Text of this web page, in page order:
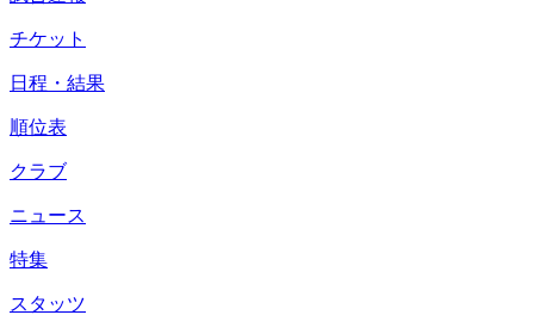
チケット
日程・結果
順位表
クラブ
ニュース
特集
スタッツ